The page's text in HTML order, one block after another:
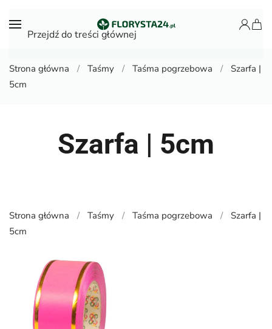
Przejdź do treści głównej
Strona główna Taśmy Taśma pogrzebowa
Szarfa |
5cm
Szarfa | 5cm
Strona główna Taśmy Taśma pogrzebowa
Szarfa |
5cm